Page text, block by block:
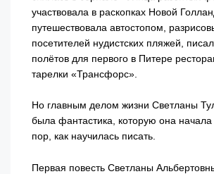
участвовала в раскопках Новой
путешествовала автостопом,
посетителей нудистских пляжей,
полётов для первого в Питере
тарелки «Трансфорс».
Но главным делом жизни Светланы
была фантастика, которую она начала
пор, как научилась писать.
Первая повесть Светланы